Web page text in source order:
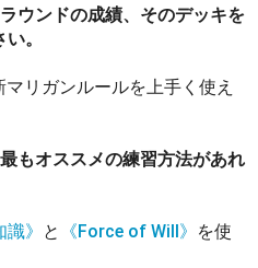
ウンドの成績、そのデッキを
。
リガンルールを上手く使え
もオススメの練習方法があれ
》 と 《Force of Will》 を使